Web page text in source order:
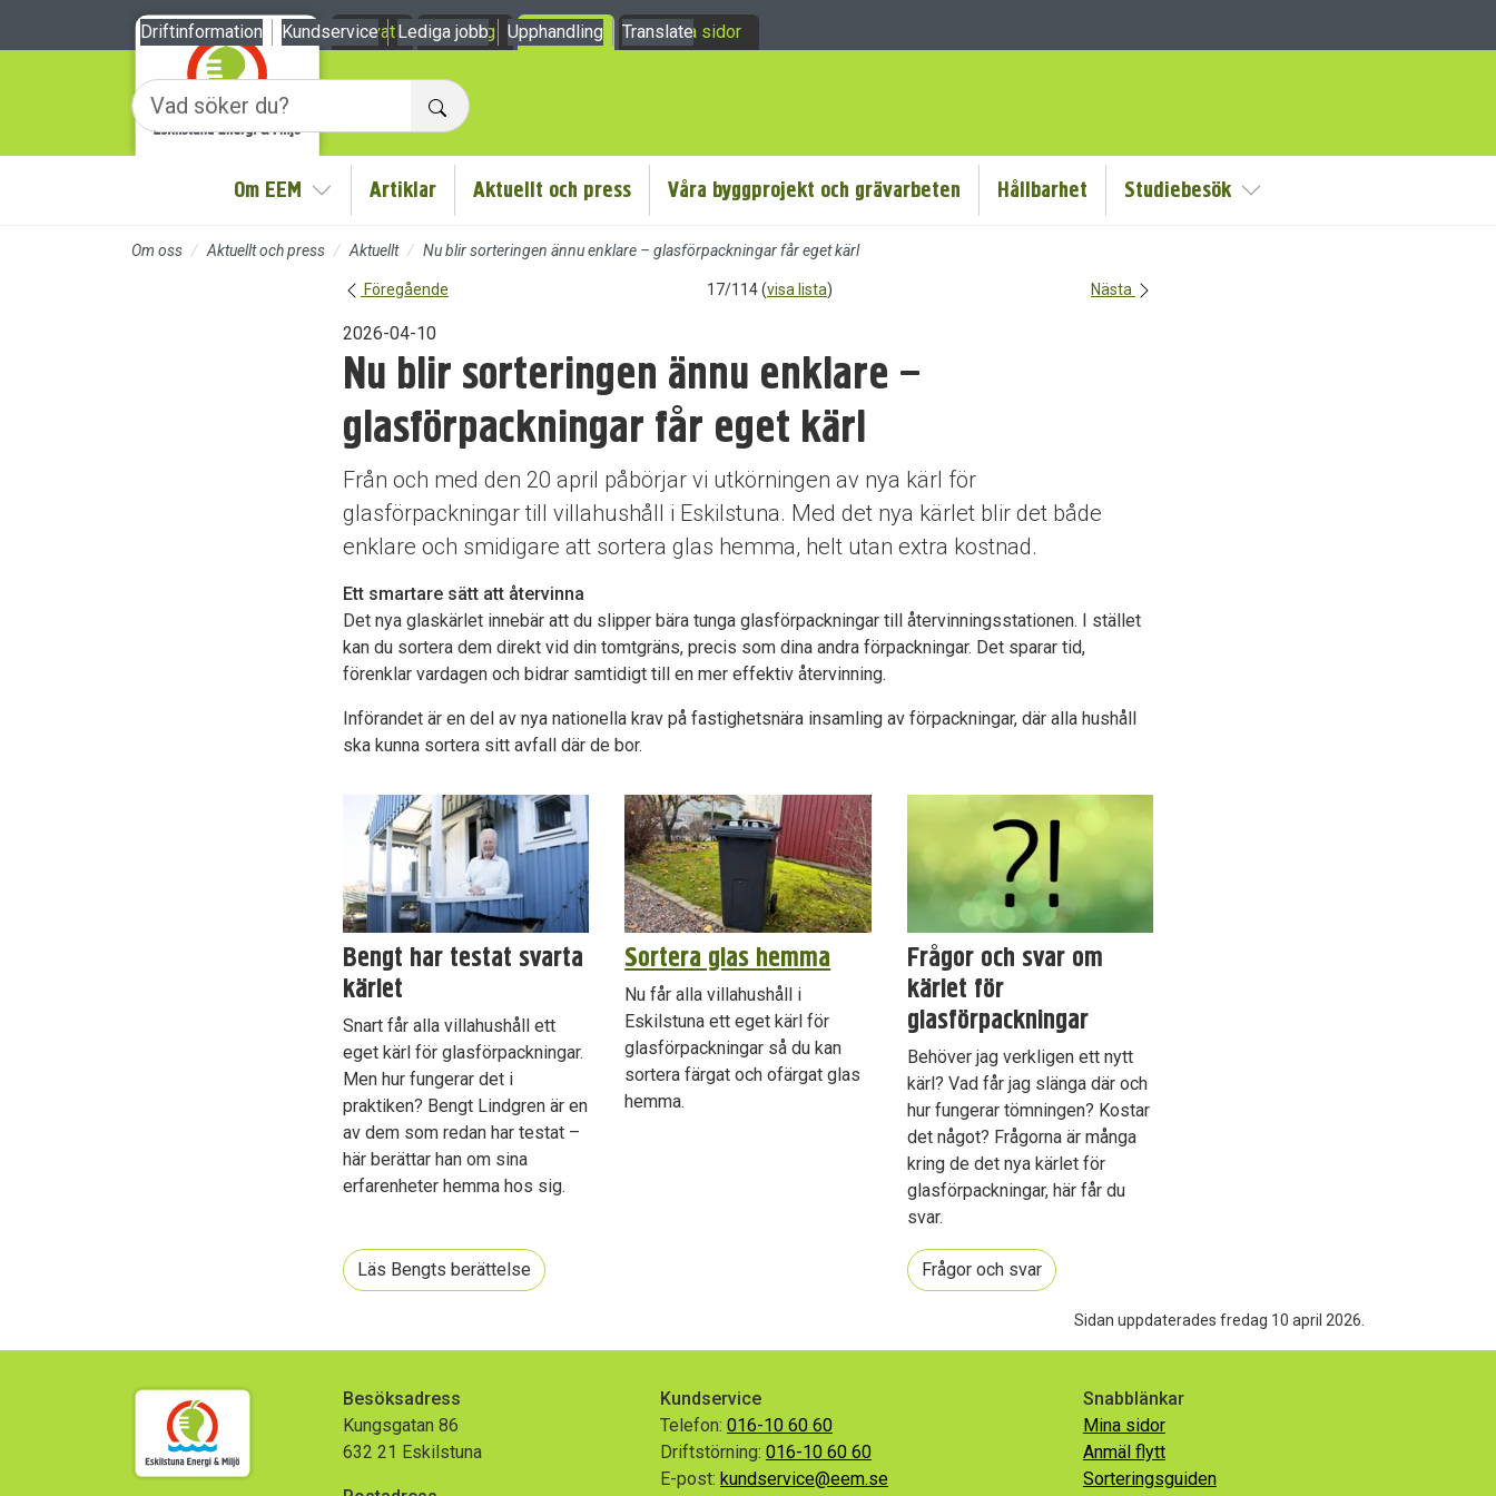
Till sidans huvudinnehåll
Privat
Företag Om oss Mina sidor
Sök
Om EEM Visa/Göm undermeny
Artiklar Aktuellt och press Våra byggprojekt och grävarbeten Hållbarhet Studiebesök Visa/Göm undermeny
Driftinformation Kundservice Lediga jobb Upphandling Translate
Om oss Aktuellt och press Aktuellt Nu blir sorteringen ännu enklare – glasförpackningar får eget kärl
Föregående 17/114 (visa lista) Nästa
2026-04-10
Nu blir sorteringen ännu enklare –
glasförpackningar får eget kärl
Från och med den 20 april påbörjar vi utkörningen av nya kärl för
glasförpackningar till villahushåll i Eskilstuna. Med det nya kärlet blir det både
enklare och smidigare att sortera glas hemma, helt utan extra kostnad.
Ett smartare sätt att återvinna
Det nya glaskärlet innebär att du slipper bära tunga glasförpackningar till återvinningsstationen. I stället
kan du sortera dem direkt vid din tomtgräns, precis som dina andra förpackningar. Det sparar tid,
förenklar vardagen och bidrar samtidigt till en mer effektiv återvinning.
Införandet är en del av nya nationella krav på fastighetsnära insamling av förpackningar, där alla hushåll
ska kunna sortera sitt avfall där de bor.
Bengt har testat svarta
kärlet
Snart får alla villahushåll ett
eget kärl för glasförpackningar.
Men hur fungerar det i
praktiken? Bengt Lindgren är en
av dem som redan har testat –
här berättar han om sina
erfarenheter hemma hos sig.
Läs Bengts berättelse
Sortera glas hemma
Nu får alla villahushåll i
Eskilstuna ett eget kärl för
glasförpackningar så du kan
sortera färgat och ofärgat glas
hemma.
Frågor och svar om
kärlet för
glasförpackningar
Behöver jag verkligen ett nytt
kärl? Vad får jag slänga där och
hur fungerar tömningen? Kostar
det något? Frågorna är många
kring de det nya kärlet för
glasförpackningar, här får du
svar.
Frågor och svar
Sidan uppdaterades fredag 10 april 2026.
Besöksadress
Kungsgatan 86
632 21 Eskilstuna
Kundservice
Telefon: 016-10 60 60
Driftstörning: 016-10 60 60
E-post: kundservice@eem.se
Snabblänkar
Mina sidor
Anmäl flytt
Sorteringsguiden